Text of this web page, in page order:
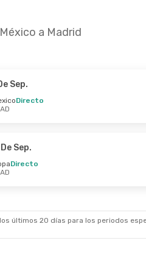
a Madrid
Nov.
Sep.
Directo
Sep.
Directo
últimos 20 días para los periodos